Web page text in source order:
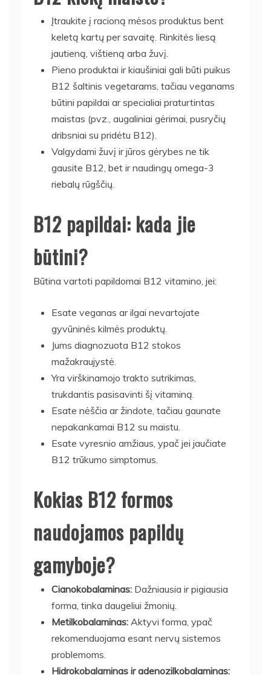
Įtraukite į racioną mėsos produktus bent
keletą kartų per savaitę. Rinkitės liesą
jautieną, vištieną arba žuvį.
Pieno produktai ir kiaušiniai gali būti puikus
B12 šaltinis vegetarams, tačiau veganams
būtini papildai ar specialiai praturtintas
maistas (pvz., augaliniai gėrimai, pusryčių
dribsniai su pridėtu B12).
Valgydami žuvį ir jūros gėrybes ne tik
gausite B12, bet ir naudingų omega-3
riebalų rūgščių.
B12 papildai: kada jie
būtini?
Būtina vartoti papildomai B12 vitamino, jei:
Esate veganas ar ilgai nevartojate
gyvūninės kilmės produktų.
Jums diagnozuota B12 stokos
mažakraujystė.
Yra virškinamojo trakto sutrikimas,
trukdantis pasisavinti šį vitaminą.
Esate nėščia ar žindote, tačiau gaunate
nepakankamai B12 su maistu.
Esate vyresnio amžiaus, ypač jei jaučiate
B12 trūkumo simptomus.
Kokias B12 formos
naudojamos papildų
gamyboje?
Cianokobalaminas: Dažniausia ir pigiausia
forma, tinka daugeliui žmonių.
Metilkobalaminas: Aktyvi forma, ypač
rekomenduojama esant nervų sistemos
problemoms.
Hidrokobalaminas ir adenozilkobalaminas: